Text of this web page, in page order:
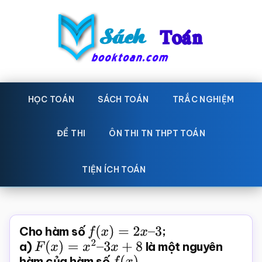
Sách
Toán
toán
Học
toán,
giáo
Toán,
trắc
HỌC TOÁN SÁCH TOÁN TRẮC NGHIỆM
ĐỀ THI ÔN THI TN THPT TOÁN
TIỆN ÍCH TOÁN
Cho hàm số f(x)= 2x –3
;
a) F(x)= x2 –3x+8
là một nguyên